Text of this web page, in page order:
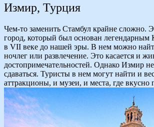
Измир, Турция
Чем-то заменить Стамбул крайне сложно.
город, который был основан легендарным
в VII веке до нашей эры. В нем можно
ночлег или развлечение. Это касается и
достопримечательностей. Однако Измир
сдаваться. Туристы в нем могут найти и
аттракционы, и музеи, и места, где вкусно